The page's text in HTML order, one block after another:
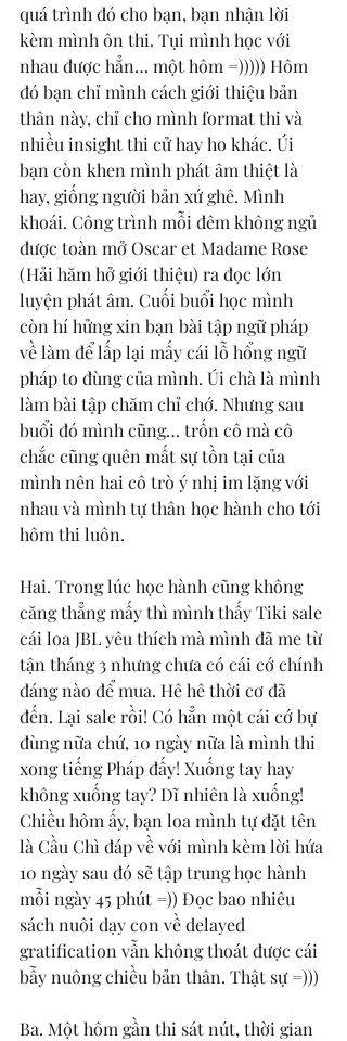
quá trình đó cho bạn, bạn nhận lời
kèm mình ôn thi. Tụi mình học với
nhau được hẳn… một hôm =))))) Hôm
đó bạn chỉ mình cách giới thiệu bản
thân này, chỉ cho mình format thi và
nhiều insight thi cử hay ho khác. Úi
bạn còn khen mình phát âm thiệt là
hay, giống người bản xứ ghê. Mình
khoái. Công trình mỗi đêm không ngủ
được toàn mở Oscar et Madame Rose
(Hải hăm hở giới thiệu) ra đọc lớn
luyện phát âm. Cuối buổi học mình
còn hí hửng xin bạn bài tập ngữ pháp
về làm để lấp lại mấy cái lỗ hổng ngữ
pháp to đùng của mình. Úi chà là mình
làm bài tập chăm chỉ chớ. Nhưng sau
buổi đó mình cũng… trốn cô mà cô
chắc cũng quên mất sự tồn tại của
mình nên hai cô trò ý nhị im lặng với
nhau và mình tự thân học hành cho tới
hôm thi luôn.
Hai. Trong lúc học hành cũng không
căng thẳng mấy thì mình thấy Tiki sale
cái loa JBL yêu thích mà mình đã me từ
tận tháng 3 nhưng chưa có cái cớ chính
đáng nào để mua. Hê hê thời cơ đã
đến. Lại sale rồi! Có hẳn một cái cớ bự
đùng nữa chứ, 10 ngày nữa là mình thi
xong tiếng Pháp đấy! Xuống tay hay
không xuống tay? Dĩ nhiên là xuống!
Chiều hôm ấy, bạn loa mình tự đặt tên
là Cầu Chì đáp về với mình kèm lời hứa
10 ngày sau đó sẽ tập trung học hành
mỗi ngày 45 phút =)) Đọc bao nhiêu
sách nuôi dạy con về delayed
gratification vẫn không thoát được cái
bẫy nuông chiều bản thân. Thật sự =)))
Ba. Một hôm gần thi sát nút, thời gian